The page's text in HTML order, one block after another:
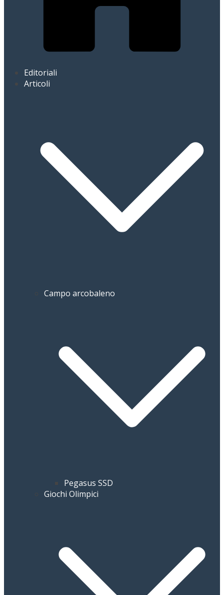
Editoriali
Articoli
Campo arcobaleno
Pegasus SSD
Giochi Olimpici